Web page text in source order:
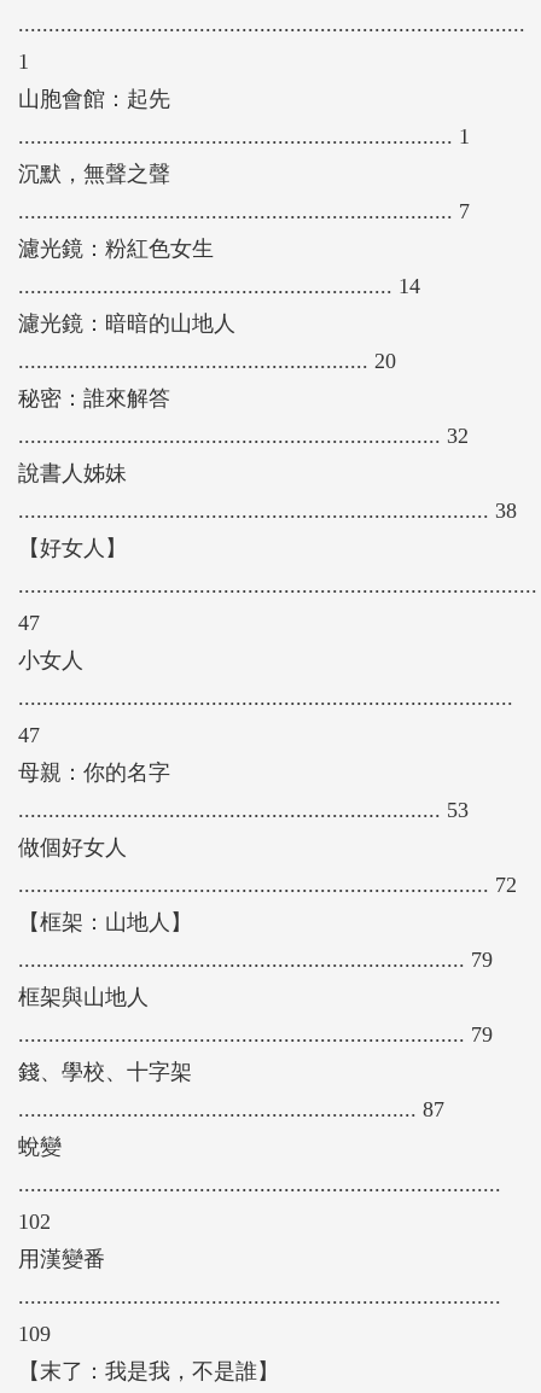
....................................................................................
1
山胞會館：起先
........................................................................ 1
沉默，無聲之聲
........................................................................ 7
濾光鏡：粉紅色女生
.............................................................. 14
濾光鏡：暗暗的山地人
.......................................................... 20
秘密：誰來解答
...................................................................... 32
說書人姊妹
.............................................................................. 38
【好女人】
......................................................................................
47
小女人
..................................................................................
47
母親：你的名字
...................................................................... 53
做個好女人
.............................................................................. 72
【框架：山地人】
.......................................................................... 79
框架與山地人
.......................................................................... 79
錢、學校、十字架
.................................................................. 87
蛻變
................................................................................
102
用漢變番
................................................................................
109
【末了：我是我，不是誰】